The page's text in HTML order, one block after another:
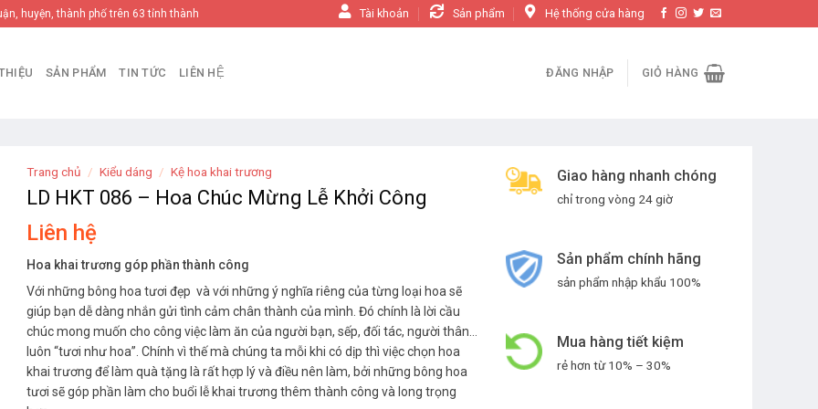
huyện, thành phố trên 63 tỉnh thành Tài khoản Sản phẩm Hệ thống cửa hàng
SẢN PHẨM TIN TỨC LIÊN HỆ ĐĂNG NHẬP GIỎ HÀNG
Giao hàng nhanh chóng
chỉ trong vòng 24 giờ
Sản phẩm chính hãng
sản phẩm nhập khẩu 100%
Mua hàng tiết kiệm
rẻ hơn từ 10% – 30%
Trang chủ / Kiểu dáng / Kệ hoa khai trương
LD HKT 086 – Hoa Chúc Mừng Lễ Khởi Công
Liên hệ
Hoa khai trương góp phần thành công
Với những bông hoa tươi đẹp và với những ý nghĩa riêng của từng loại hoa sẽ
giúp bạn dễ dàng nhắn gửi tình cảm chân thành của mình. Đó chính là lời cầu
chúc mong muốn cho công việc làm ăn của người bạn, sếp, đối tác, người thân…
luôn “tươi như hoa”. Chính vì thế mà chúng ta mỗi khi có dịp thì việc chọn hoa
khai trương để làm quà tặng là rất hợp lý và điều nên làm, bởi những bông hoa
tươi sẽ góp phần làm cho buổi lễ khai trương thêm thành công và long trọng